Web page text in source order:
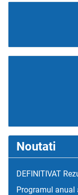
Noutati
DEFINITIVAT
Programul